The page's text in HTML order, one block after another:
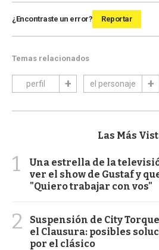
¿Encontraste un error? Reportar
Temas relacionados
perfil el personaje
Las Más
1
Una estrella de la
ver el show de Gustaf y
"Quiero trabajar con vos"
2
Suspensión de City
el Clausura: posibles
por el clásico